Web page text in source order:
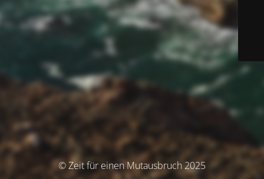
© Zeit für einen Mutausbruch 2025